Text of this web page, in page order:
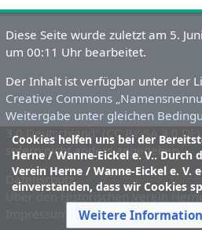
Cookies helfen uns bei der
Herne / Wanne-Eickel e. V.. Durch
Verein Herne / Wanne-Eickel e.
einverstanden, dass wir Cookies
Weitere
Diese Seite wurde zuletzt am 5.
um 00:11 Uhr bearbeitet.
Der Inhalt ist verfügbar unter der
Creative Commons
Weitergabe unter gleichen
3.0 Deutschland“ (CC BY-SA 3.0 DE)
sofern nicht anders angegeben.
Datenschutz
Über den Historischen Verein
Impressum und